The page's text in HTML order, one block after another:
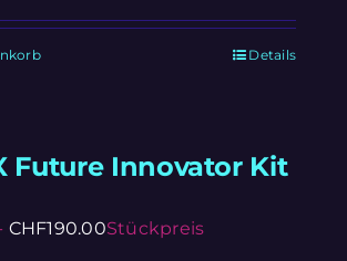
Details
Future Innovator Kit
CHF190.00Stückpreis